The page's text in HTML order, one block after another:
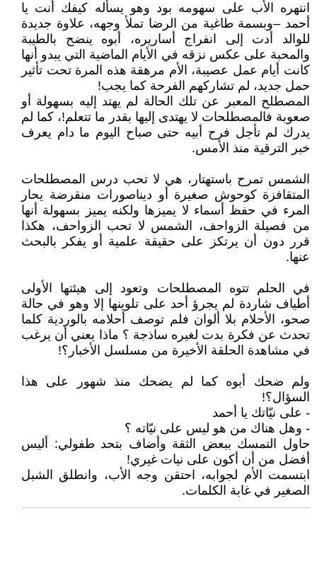
انتهره الأب على سهومه بود وهو يسأله كيفك أنت يا
أحمد –وبسمة طاغية من الرضا تملأ وجهه، علاوة جديدة
للوالد أدت إلى انفراج أساريره، أبوه ينضح بالطيبة
والمحبة على عكس نزقه في الأيام الماضية التي يبدو أنها
كانت أيام عمل عصيبة، الأم مرهقة هذه المرة تحت تأثير
حمل جديد، لم تشاركهم الفرحة كما يجب!
المصطلح المعبر عن تلك الحالة لم يهتد إليه بسهولة أو
صعوبة فالمصطلحات لا يهتدى إليها بقدر ما تتعلم!، كما لم
يدرك لم تأجل فرح أبيه حتى صباح اليوم ما دام يعرف
خبر الترقية منذ الأمس.
الشمس تمرح باستهتار، هي لا تحب درس المصطلحات
المتقافزة كوحوش صغيرة أو ديناصورات منقرضة يحار
المرء في حفظ أسماء لا يميزها ولكنه يميز بسهولة أنها
من فصيلة الزواحف، الشمس لا تحب الزواحف، هكذا
قرر دون أن يرتكز على حقيقة علمية أو يفكر بالبحث
عنها.
في الحلم تتوه المصطلحات وتعود إلى هيئتها الأولى
أطياف شاردة لم يجرؤ أحد على تلوينها إلا وهو في حالة
صحو، الأحلام بلا ألوان فلم توصف أحلامه بالوردية كلما
تحدث عن فكرة بدت لغيره ساذجة ؟ ماذا يعني أن يرغب
في مشاهدة الحلقة الأخيرة من مسلسل الأخبار؟!
ولم ضحك أبوه كما لم يضحك منذ شهور على هذا
السؤال؟!
- على نيّاتك يا أحمد
- وهل هناك من هو ليس على نيّاته ؟
حاول التمسك ببعض الثقة وأضاف بتحد طفولي: أليس
أفضل من أن أكون على نيات غيري!
ابتسمت الأم لجوابه، احتقن وجه الأب، وانطلق الشبل
الصغير في غابة الكلمات.